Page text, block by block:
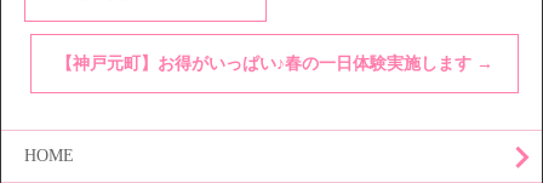
【神戸元町】お得がいっぱい♪春の一日体験実施します →
HOME